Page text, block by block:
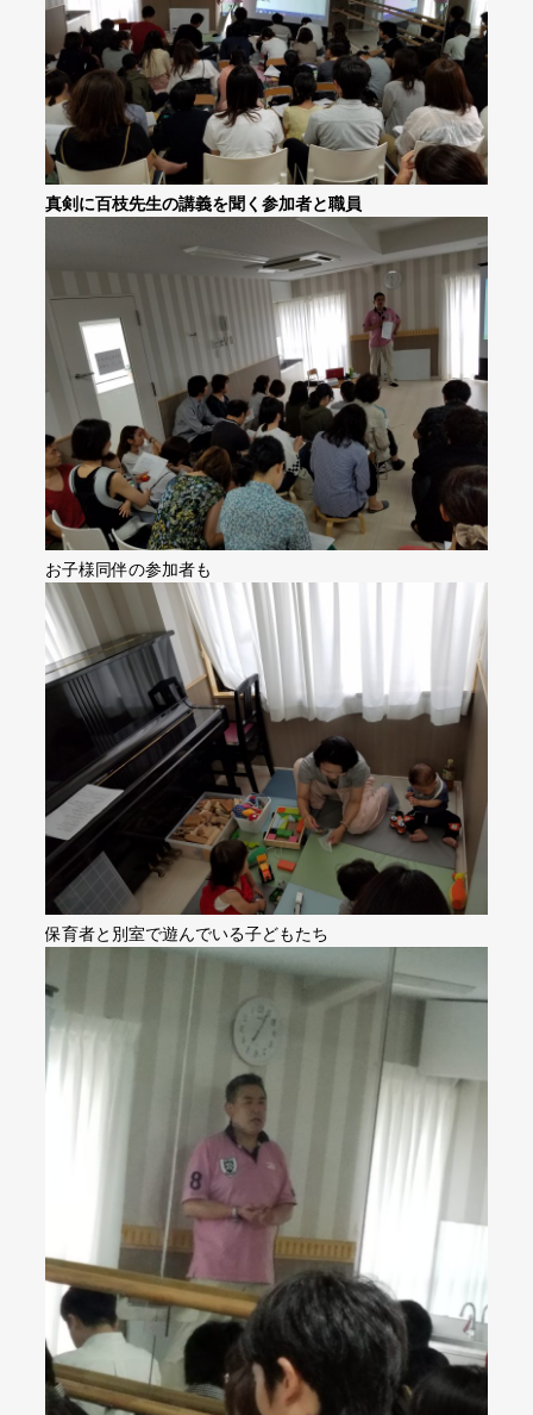
真剣に百枝先生の講義を聞く参加者と職員
お子様同伴の参加者も
保育者と別室で遊んでいる子どもたち